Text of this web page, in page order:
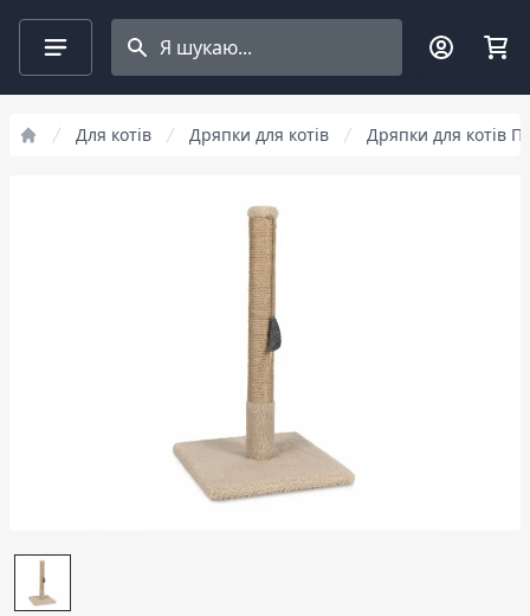
Search projects
Для котів Дряпки для котів Дряпки для котів